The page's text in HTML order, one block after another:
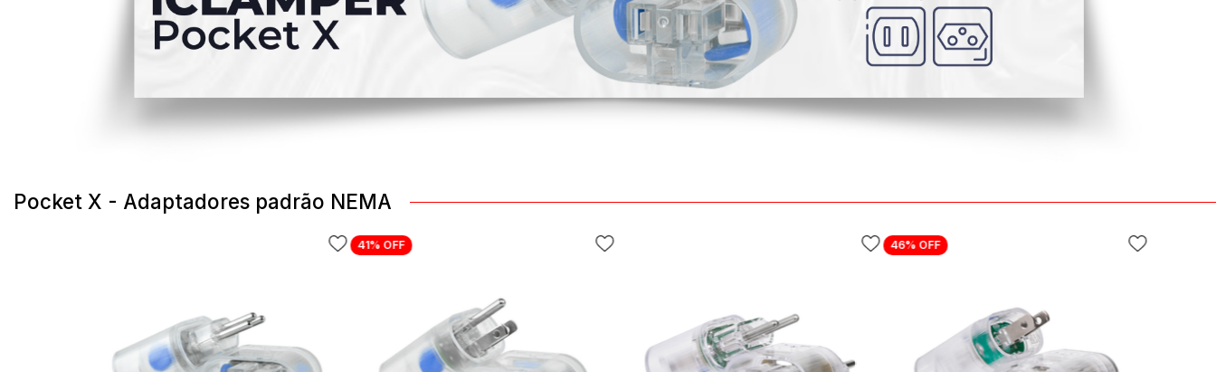
Pocket X - Adaptadores padrão NEMA
41% OFF 46% OFF